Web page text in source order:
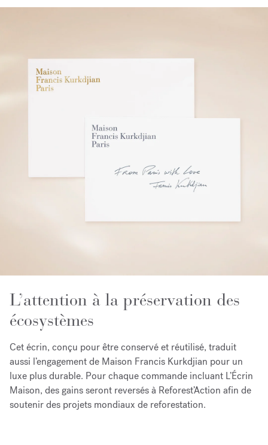
L’attention à la préservation des
écosystèmes
Cet écrin, conçu pour être conservé et réutilisé, traduit
aussi l’engagement de Maison Francis Kurkdjian pour un
luxe plus durable. Pour chaque commande incluant L’Écrin
Maison, des gains seront reversés à Reforest’Action afin de
soutenir des projets mondiaux de reforestation.